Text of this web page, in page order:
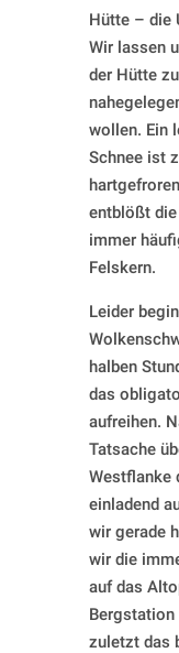
Hütte – die
Wir lassen
der Hütte
wollen. Ein
Schnee ist
entblößt
immer
Felskern.
Leider
halben
das
aufreihen.
Tatsache
Westflanke
einladend
wir gerade
wir die
auf das
Bergstation
zuletzt das